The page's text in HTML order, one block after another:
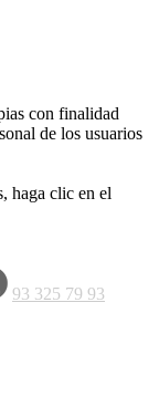
con finalidad
de los usuarios
haga clic en el
93 325 79 93